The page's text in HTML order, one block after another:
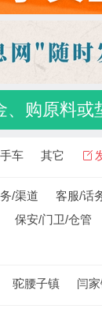
购原料
车 其它
/渠道 客服/话
保安/门卫/仓管
驼腰子镇 闫